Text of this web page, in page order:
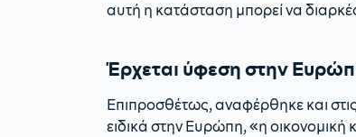
αυτή η κατάσταση μπορεί να
Έρχεται ύφεση στην
Επιπροσθέτως, αναφέρθηκε και στις
ειδικά στην Ευρώπη, «η